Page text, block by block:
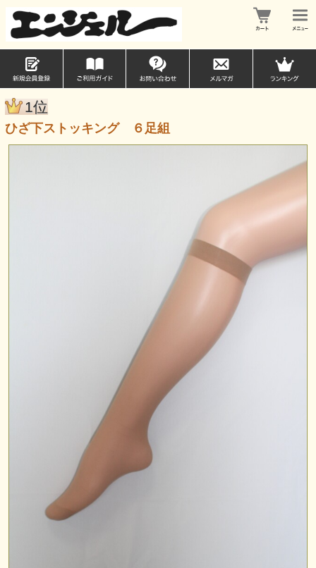
1位
ひざ下ストッキング ６足組